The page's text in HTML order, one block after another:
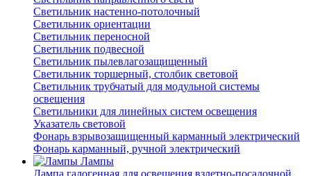
Светильник настенно-потолочный
Светильник ориентации
Светильник переносной
Светильник подвесной
Светильник пылевлагозащищенный
Светильник торшерный, столбик световой
Светильник трубчатый для модульной системы
освещения
Светильники для линейных систем освещения
Указатель световой
Фонарь взрывозащищенный карманный электрический
Фонарь карманный, ручной электрический
Лампы
Лампа галогенная для освещения взлетно-посадочной